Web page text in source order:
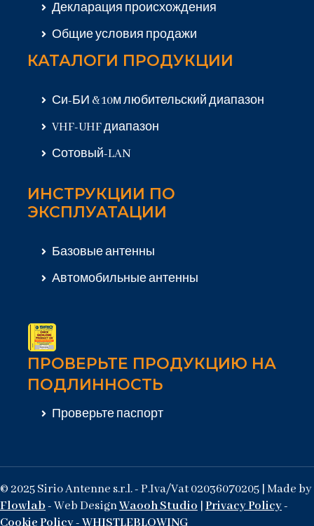
Декларация происхождения
Общие условия продажи
КАТАЛОГИ ПРОДУКЦИИ
Си-БИ & 10м любительский диапазон
VHF-UHF диапазон
Сотовый-LAN
ИНСТРУКЦИИ ПО
ЭКСПЛУАТАЦИИ
Базовые антенны
Автомобильные антенны
ПРОВЕРЬТЕ ПРОДУКЦИЮ НА
ПОДЛИННОСТЬ
Проверьте паспорт
© 2025 Sirio Antenne s.r.l. - P.Iva/Vat 02036070205 | Made by
Flowlab- Web DesignWaooh Studio Privacy Policy-